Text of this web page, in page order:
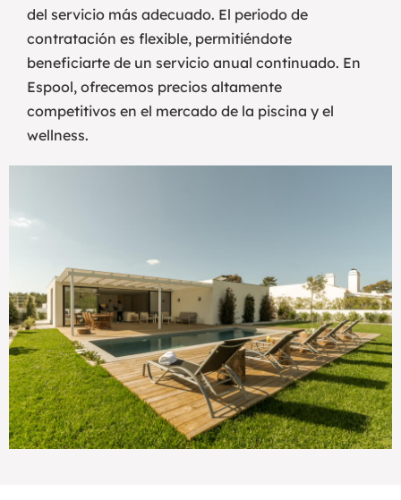
del servicio más adecuado. El periodo de
contratación es flexible, permitiéndote
beneficiarte de un servicio anual continuado. En
Espool, ofrecemos precios altamente
competitivos en el mercado de la piscina y el
wellness.